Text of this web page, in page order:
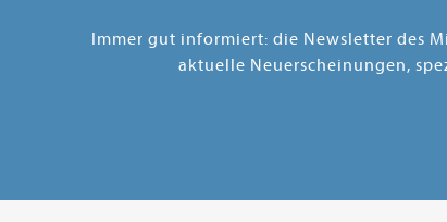
Immer gut informiert: die Newsletter des
aktuelle Neuerscheinungen,